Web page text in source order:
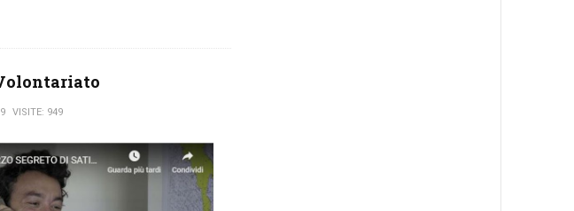
VISITE: 949